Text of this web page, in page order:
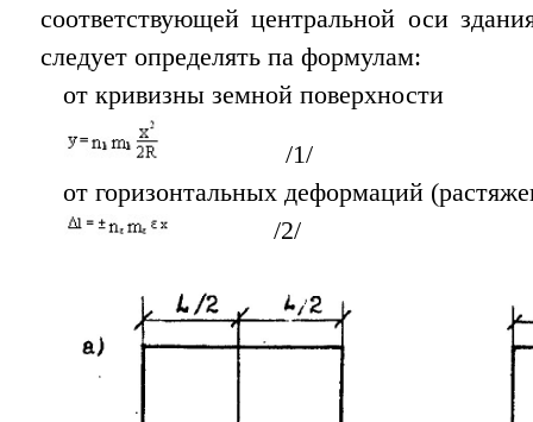
соответствующей центральной оси
следует определять па формулам:
от кривизны земной поверхности
/1/
от горизонтальных деформаций
/2/